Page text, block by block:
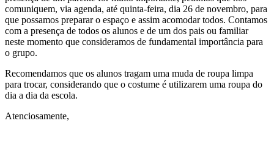
comuniquem, via agenda, até quinta-feira, dia 26 de novembro, para
que possamos preparar o espaço e assim acomodar todos. Contamos
com a presença de todos os alunos e de um dos pais ou familiar
neste momento que consideramos de fundamental importância para
o grupo.
Recomendamos que os alunos tragam uma muda de roupa limpa
para trocar, considerando que o costume é utilizarem uma roupa do
dia a dia da escola.
Atenciosamente,